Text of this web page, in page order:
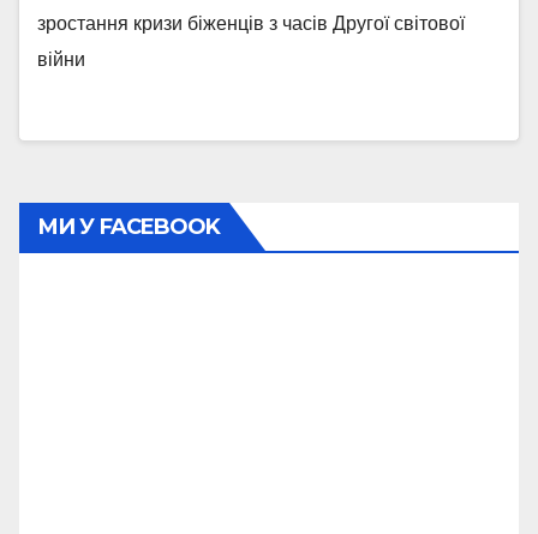
зростання кризи біженців з часів Другої світової
війни
МИ У FACEBOOK